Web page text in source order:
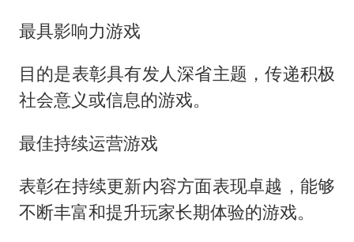
最具影响力游戏
目的是表彰具有发人深省主题，传递积极
社会意义或信息的游戏。
最佳持续运营游戏
表彰在持续更新内容方面表现卓越，能够
不断丰富和提升玩家长期体验的游戏。